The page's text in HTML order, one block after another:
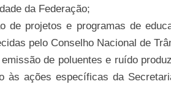
da Federação;
de projetos e programas de
pelo Conselho Nacional de
de poluentes e ruído
às ações específicas da